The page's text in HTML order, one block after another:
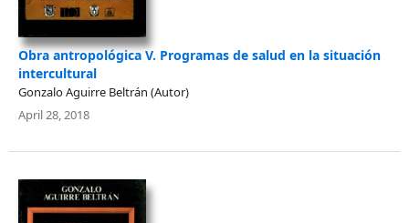
Obra antropológica V. Programas de salud en la situación
intercultural
Gonzalo Aguirre Beltrán (Autor)
April 28, 2018